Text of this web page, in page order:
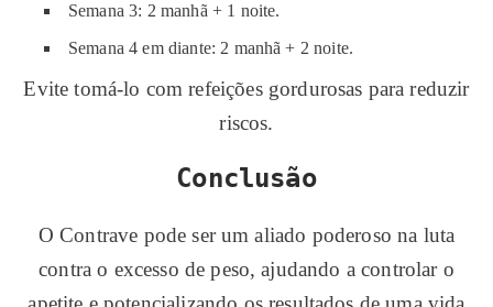
Semana 3: 2 manhã + 1 noite.
Semana 4 em diante: 2 manhã + 2 noite.
Evite tomá-lo com refeições gordurosas para reduzir
riscos.
Conclusão
O Contrave pode ser um aliado poderoso na luta
contra o excesso de peso, ajudando a controlar o